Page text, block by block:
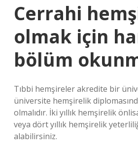
Cerrahi
olmak için
bölüm
Tıbbi hemşireler akredite bir
üniversite hemşirelik
olmalıdır. İki yıllık hemşirelik
veya dört yıllık hemşirelik
alabilirsiniz.